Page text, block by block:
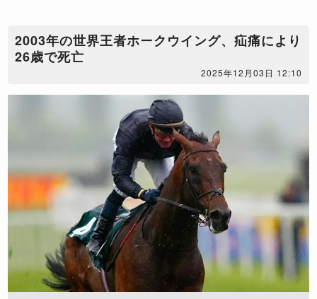
2003年の世界王者ホークウイング、疝痛により
26歳で死亡
2025年12月03日 12:10